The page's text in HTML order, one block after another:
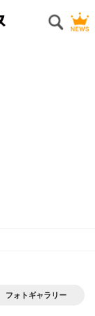
フォトギャラリー